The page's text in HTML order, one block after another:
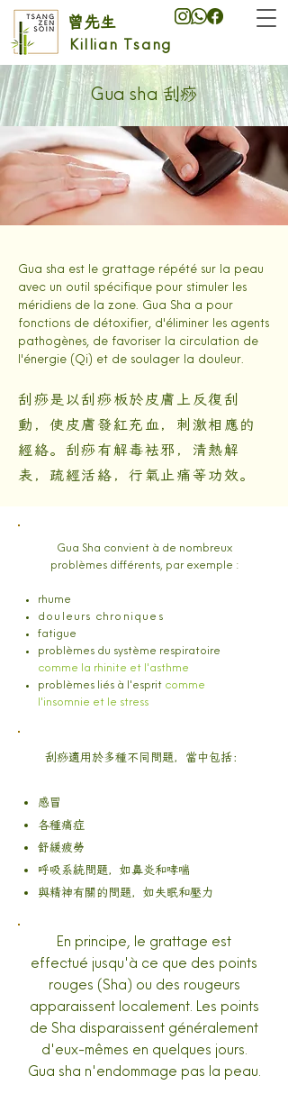
Killian Tsang
曾先生
Gua sha刮痧
Gua sha est le grattage répété sur la peau
avec un outil spécifique pour stimuler les
méridiens de la zone. Gua Sha a pour
fonctions de détoxifier, d'éliminer les agents
pathogènes, de favoriser la circulation de
l'énergie (Qi) et de soulager la douleur.
刮痧是以刮痧板於皮膚上反復刮
動，使皮膚發紅充血，刺激相應的
經絡。刮痧有解毒袪邪，清熱解
表，疏經活絡，行氣止痛等功效。
Gua Sha convient à de nombreux
problèmes différents, par exemple :
rhume
douleurs chroniques
fatigue
problèmes du système respiratoire
comme la rhinite et l'asthme
problèmes liés à l'esprit comme
l'insomnie et le stress
​刮痧適用於多種不同問題，當中包括：
感冒
各種​​​痛症
舒緩疲勞
呼吸系統問題，如鼻炎和哮喘
與精神有關的問題，如失眠和壓力
En principe, le grattage est
effectué jusqu'à ce que des points
rouges (Sha) ou des rougeurs
apparaissent localement. Les points
de Sha disparaissent généralement
d'eux-mêmes en quelques jours.
Gua sha n'endommage pas la peau.